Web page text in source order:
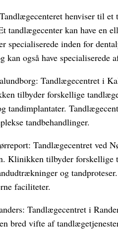
henviser til
tandlægecenter kan have en
specialiserede inden for
kan også have
Tandlægecentret i
tilbyder forskellige
tandimplantater.
tandbehandlinger.
Tandlægecentret ved
Klinikken tilbyder forskellige
og
faciliteter.
Tandlægecentret i
bred vifte af